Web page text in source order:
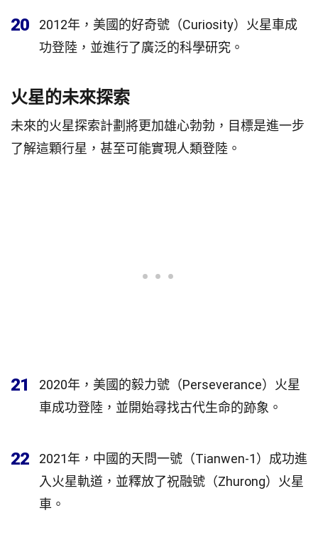
20
2012年，美國的好奇號（Curiosity）火星車成
功登陸，並進行了廣泛的科學研究。
火星的未來探索
未來的火星探索計劃將更加雄心勃勃，目標是進一步
了解這顆行星，甚至可能實現人類登陸。
21
2020年，美國的毅力號（Perseverance）火星
車成功登陸，並開始尋找古代生命的跡象。
22
2021年，中國的天問一號（Tianwen-1）成功進
入火星軌道，並釋放了祝融號（Zhurong）火星
車。